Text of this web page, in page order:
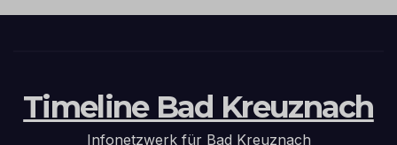
Timeline Bad Kreuznach
Infonetzwerk für Bad Kreuznach